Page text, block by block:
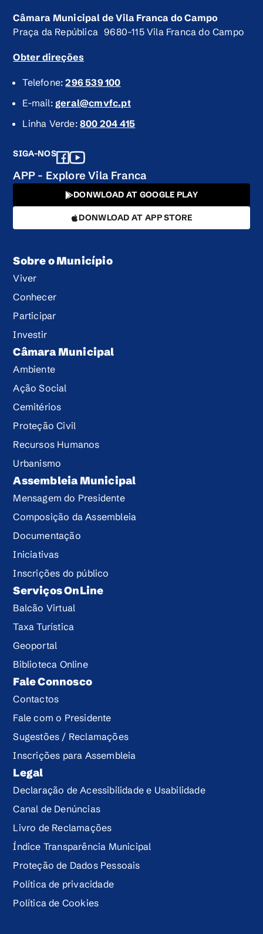
Câmara Municipal de Vila Franca do Campo
Praça da República 9680-115 Vila Franca do Campo
Obter direções
Telefone:296 539 100
E-mail: geral@cmvfc.pt
Linha Verde:800 204 415
SIGA-NOS
APP - Explore Vila Franca
DONWLOAD AT GOOGLE PLAY
DONWLOAD AT APP STORE
Sobre o Município
Viver
Conhecer
Participar
Investir
Câmara Municipal
Ambiente
Ação Social
Cemitérios
Proteção Civil
Recursos Humanos
Urbanismo
Assembleia Municipal
Mensagem do Presidente
Composição da Assembleia
Documentação
Iniciativas
Inscrições do público
Serviços OnLine
Balcão Virtual
Taxa Turística
Geoportal
Biblioteca Online
Fale Connosco
Contactos
Fale com o Presidente
Sugestões / Reclamações
Inscrições para Assembleia
Legal
Declaração de Acessibilidade e Usabilidade
Canal de Denúncias
Livro de Reclamações
Índice Transparência Municipal
Proteção de Dados Pessoais
Política de privacidade
Política de Cookies